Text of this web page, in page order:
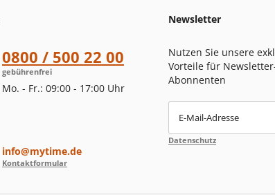
0800 / 500 22 00
gebührenfrei
Mo. - Fr.: 09:00 - 17:00 Uhr
info@mytime.de
Kontaktformular
Newsletter
Nutzen Sie unsere
Vorteile für
Abonnenten
E-Mail-Adresse
Datenschutz